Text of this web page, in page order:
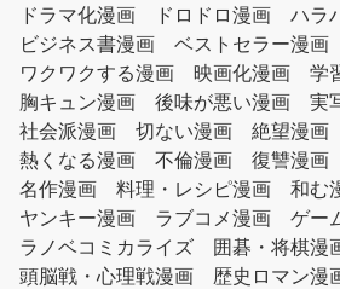
ドラマ化漫画
ドロドロ漫画
ハラ
ビジネス書漫画
ベストセラー漫画
ワクワクする漫画
映画化漫画
学
胸キュン漫画
後味が悪い漫画
実
社会派漫画
切ない漫画 絶望漫画
熱くなる漫画
不倫漫画 復讐漫画
名作漫画
料理・レシピ漫画 和む
ヤンキー漫画
ラブコメ漫画
ゲー
ラノベコミカライズ
囲碁・将棋漫
頭脳戦・心理戦漫画
歴史ロマン漫